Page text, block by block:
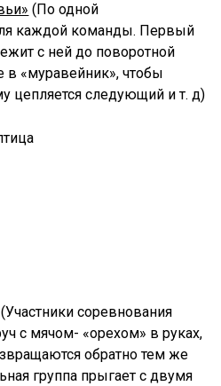
(По одной
каждой команды. Первый
с ней до поворотной
в «муравейник», чтобы
цепляется следующий и т. д)
(Участники соревнования
с мячом- «орехом» в руках,
обратно тем же
группа прыгает с двумя